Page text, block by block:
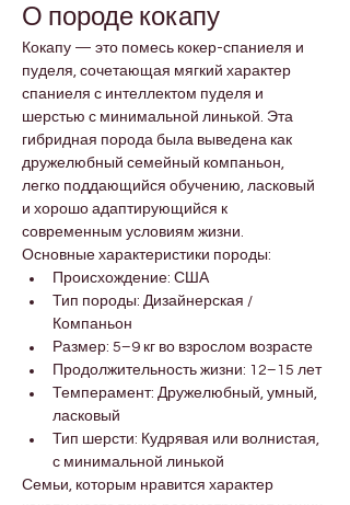
О породе кокапу
Кокапу — это помесь кокер-спаниеля и
пуделя, сочетающая мягкий характер
спаниеля с интеллектом пуделя и
шерстью с минимальной линькой. Эта
гибридная порода была выведена как
дружелюбный семейный компаньон,
легко поддающийся обучению, ласковый
и хорошо адаптирующийся к
современным условиям жизни.
Основные характеристики породы:
Происхождение: США
Тип породы: Дизайнерская /
Компаньон
Размер: 5–9 кг во взрослом возрасте
Продолжительность жизни: 12–15 лет
Темперамент: Дружелюбный, умный,
ласковый
Тип шерсти: Кудрявая или волнистая,
с минимальной линькой
Семьи, которым нравится характер